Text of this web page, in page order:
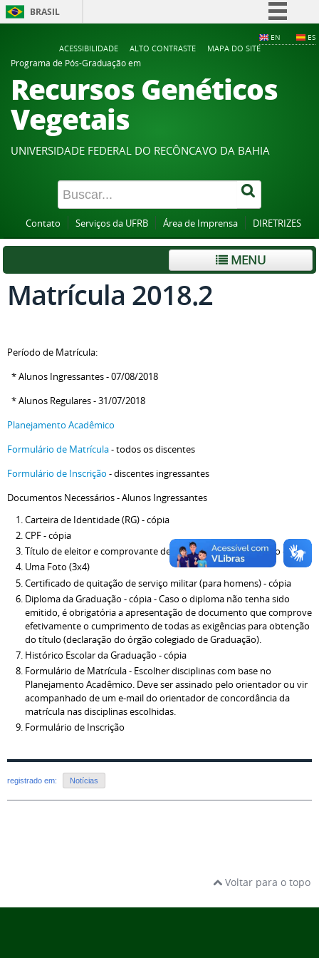
BRASIL
Participe
Acesso à informação
Canais
EN ES
ACESSIBILIDADE ALTO CONTRASTE
MAPA DO SITE
Programa de Pós-Graduação em
Recursos Genéticos
Vegetais
UNIVERSIDADE FEDERAL DO RECÔNCAVO DA BAHIA
Contato Serviços da UFRB Área de Imprensa DIRETRIZES
MENU
Matrícula 2018.2
Período de Matrícula:
* Alunos Ingressantes - 07/08/2018
* Alunos Regulares - 31/07/2018
Planejamento Acadêmico
Formulário de Matrícula- todos os discentes
Formulário de Inscrição - discentes ingressantes
Documentos Necessários - Alunos Ingressantes
Carteira de Identidade (RG) - cópia
CPF - cópia
Título de eleitor e comprovante de votação da última eleição - cópia
Uma Foto (3x4)
Certificado de quitação de serviço militar (para homens) - cópia
Diploma da Graduação - cópia - Caso o diploma não tenha sido
emitido, é obrigatória a apresentação de documento que comprove
efetivamente o cumprimento de todas as exigências para obtenção
do título (declaração do órgão colegiado de Graduação).
Histórico Escolar da Graduação - cópia
Formulário de Matrícula - Escolher disciplinas com base no
Planejamento Acadêmico. Deve ser assinado pelo orientador ou vir
acompanhado de um e-mail do orientador de concordância da
matrícula nas disciplinas escolhidas.
Formulário de Inscrição
registrado em: Notícias
Voltar para o topo